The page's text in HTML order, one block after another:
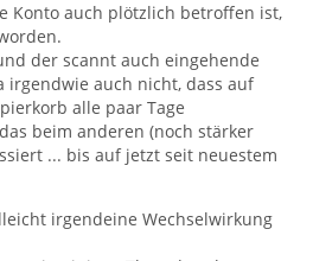
Konto auch plötzlich betroffen ist,
der scannt auch eingehende
irgendwie auch nicht, dass auf
alle paar Tage
beim anderen (noch stärker
... bis auf jetzt seit neuestem
irgendeine Wechselwirkung